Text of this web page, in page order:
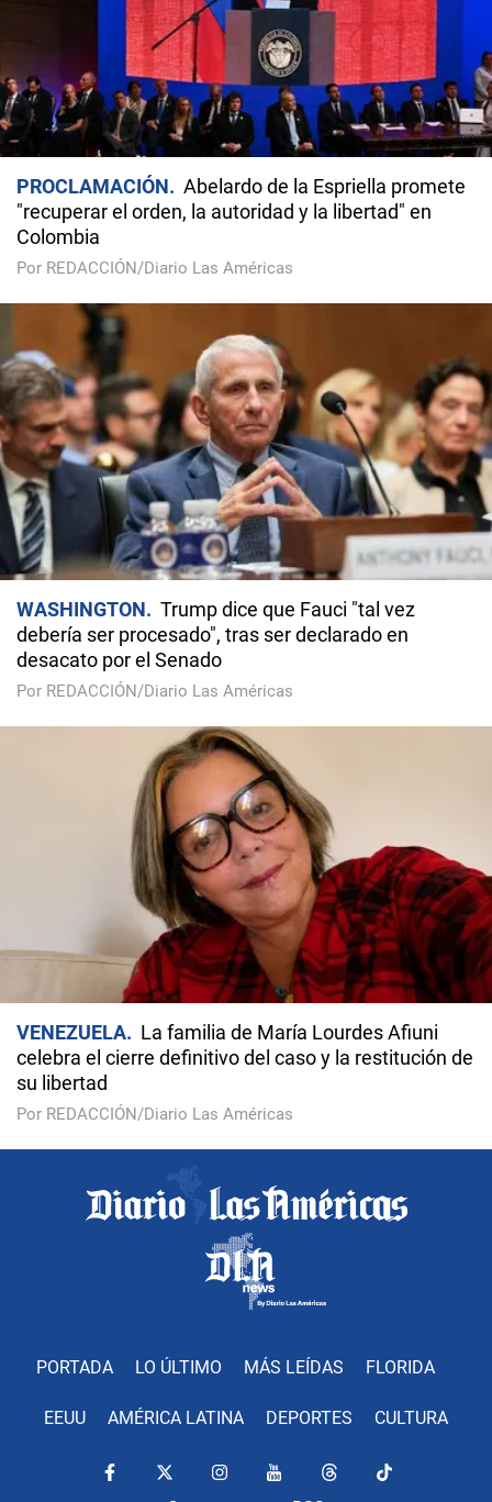
PROCLAMACIÓN
Abelardo de la Espriella promete
"recuperar el orden, la autoridad y la libertad" en
Colombia
Por REDACCIÓN/Diario Las Américas
WASHINGTON
Trump dice que Fauci "tal vez
debería ser procesado", tras ser declarado en
desacato por el Senado
Por REDACCIÓN/Diario Las Américas
VENEZUELA
La familia de María Lourdes Afiuni
celebra el cierre definitivo del caso y la restitución de
su libertad
Por REDACCIÓN/Diario Las Américas
PORTADA LO ÚLTIMO MÁS LEÍDAS FLORIDA
EEUU AMÉRICA LATINA DEPORTES CULTURA